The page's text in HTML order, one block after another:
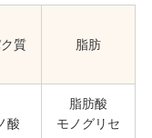
質 脂肪
酸
脂肪酸
モノグリセ